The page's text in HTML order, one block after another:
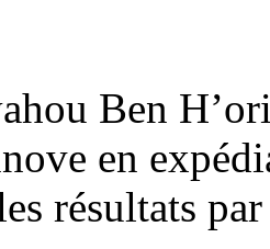
Ben
en
résultats